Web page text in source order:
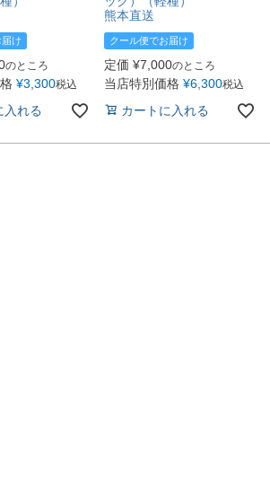
け
のところ
¥3,300税込
入れる
熊本直送
クール便でお届け
定価 ¥7,000のところ
当店特別価格 ¥6,300税込
カートに入れる